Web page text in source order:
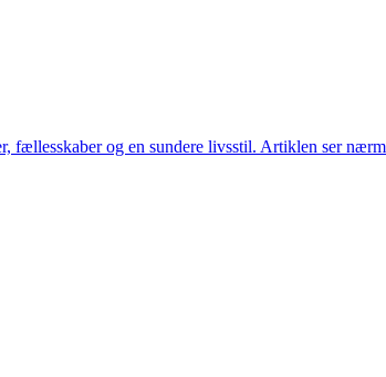
og en sundere livsstil. Artiklen ser